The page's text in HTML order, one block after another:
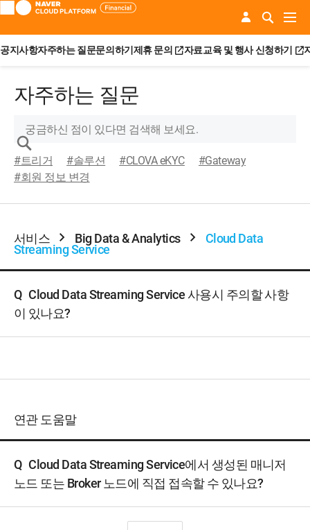
공지사항자주하는 질문문의하기 제휴 문의 자료교육 및 행사 신청하기
자주하는 질문
#트리거 #솔루션 #CLOVA eKYC
#Gateway
#회원 정보 변경
서비스 Big Data & Analytics Cloud Data
Streaming Service
Q Cloud Data Streaming Service 사용시 주의할 사항
이 있나요?
연관 도움말
Q Cloud Data Streaming Service에서 생성된 매니저
노드 또는 Broker 노드에 직접 접속할 수 있나요?